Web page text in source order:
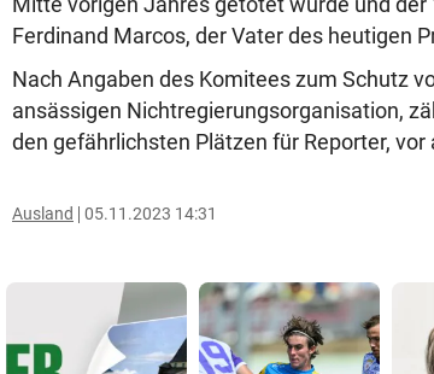
Ferdinand Marcos, der Vater des heutigen
Nach Angaben des Komitees zum Schutz
ansässigen Nichtregierungsorganisation,
den gefährlichsten Plätzen für Reporter,
Ausland 05.11.2023 14:31